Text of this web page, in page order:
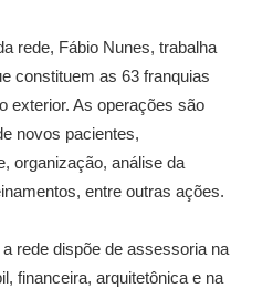
rede, Fábio Nunes, trabalha
constituem as 63 franquias
exterior. As operações são
novos pacientes,
organização, análise da
entre outras ações.
rede dispõe de assessoria na
financeira, arquitetônica e na